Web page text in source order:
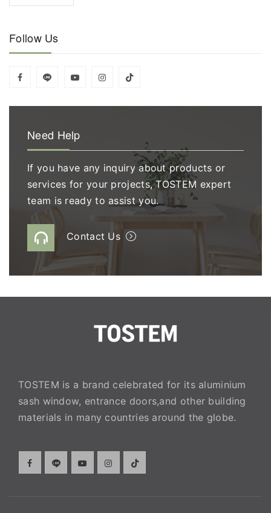
Follow Us
Need Help
If you have any inquiry about products or
services for your projects, TOSTEM expert
team is ready to assist you.
Contact Us
TOSTEM is a brand celebrated for its aluminium
sash window, entrance doors,and other building
materials in many countries around the globe.